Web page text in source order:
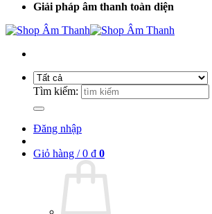
Giải pháp âm thanh toàn diện
Tìm kiếm:
Đăng nhập
Giỏ hàng /0 ₫ 0